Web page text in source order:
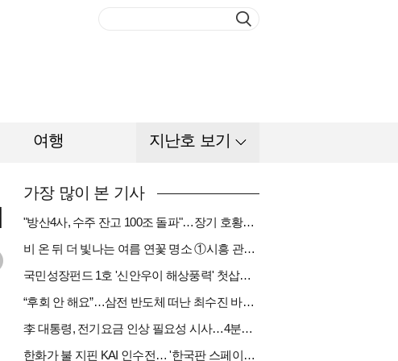
여행 지난호 보기
가장 많이 본 기사
"방산4사, 수주 잔고 100조 돌파"…장기 호황기 들어섰다[다시 나는 K방산①]
비 온 뒤 더 빛나는 여름 연꽃 명소 ①시흥 관곡지
국민성장펀드 1호 '신안우이 해상풍력' 첫삽…바람소득 시동[하반기 에너지②]
“후회 안 해요”…삼전 반도체 떠난 최수진 바텐더의 ‘피어오름’[피플]
李 대통령, 전기요금 인상 필요성 시사…4분기엔 오를까
한화가 불 지핀 KAI 인수전… '한국판 스페이스X' 탄생 촉각[다시 나는 K방산③]